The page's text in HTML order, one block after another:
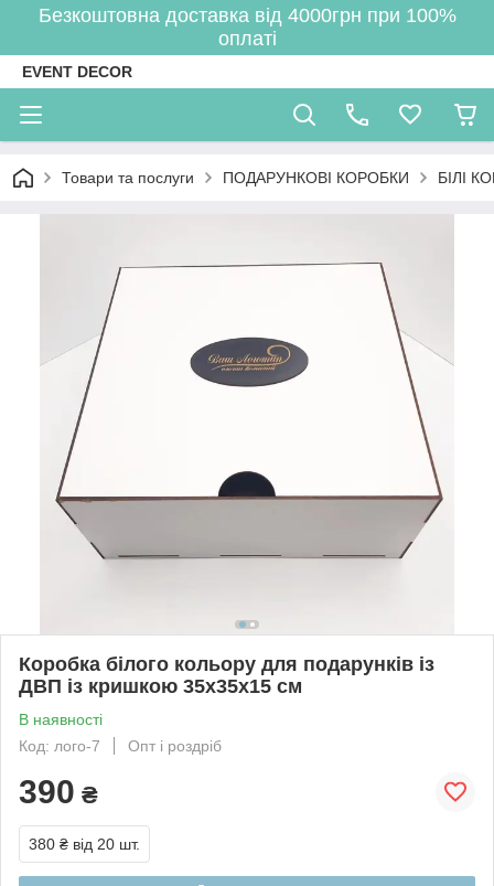
Безкоштовна доставка від 4000грн при 100%
оплаті
EVENT DECOR
Товари та послуги ПОДАРУНКОВІ КОРОБКИ БІЛІ
Коробка білого кольору для подарунків із
ДВП із кришкою 35х35х15 см
В наявності
Код: лого-7
Опт і роздріб
390 ₴
380 ₴ від 20 шт.